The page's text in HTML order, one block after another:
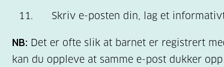
Skriv e-posten din, lag et
NB: Det er ofte slik at barnet er registrert
kan du oppleve at samme e-post dukker